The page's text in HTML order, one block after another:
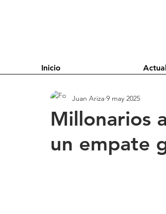
Inicio
Millonarios
un empate
Juan Ariza 9 may 2025